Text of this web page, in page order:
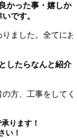
かった事・嬉しか
です。
ました。全てにお
したらなんと紹介
方、工事をしてく
ります！
い！